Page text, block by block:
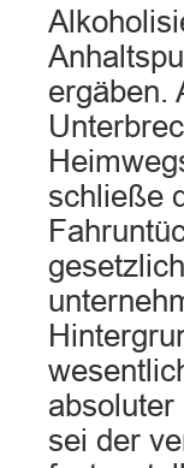
ergäben.
schließe
sei der